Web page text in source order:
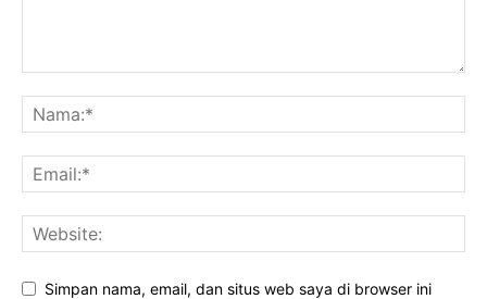
Simpan nama, email, dan situs web saya di browser ini